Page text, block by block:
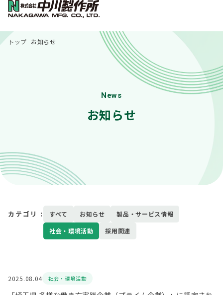
トップ お知らせ
News
お知らせ
カテゴリ : すべて お知らせ
製品・サービス情報
社会・環境活動
採用関連
2025.08.04 社会・環境活動